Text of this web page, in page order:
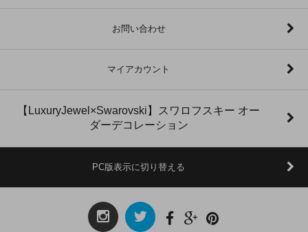
お問い合わせ
マイアカウント
【LuxuryJewel×Swarovski】スワロフスキー オー
ダーデコレーション
PC版表示に切り替える